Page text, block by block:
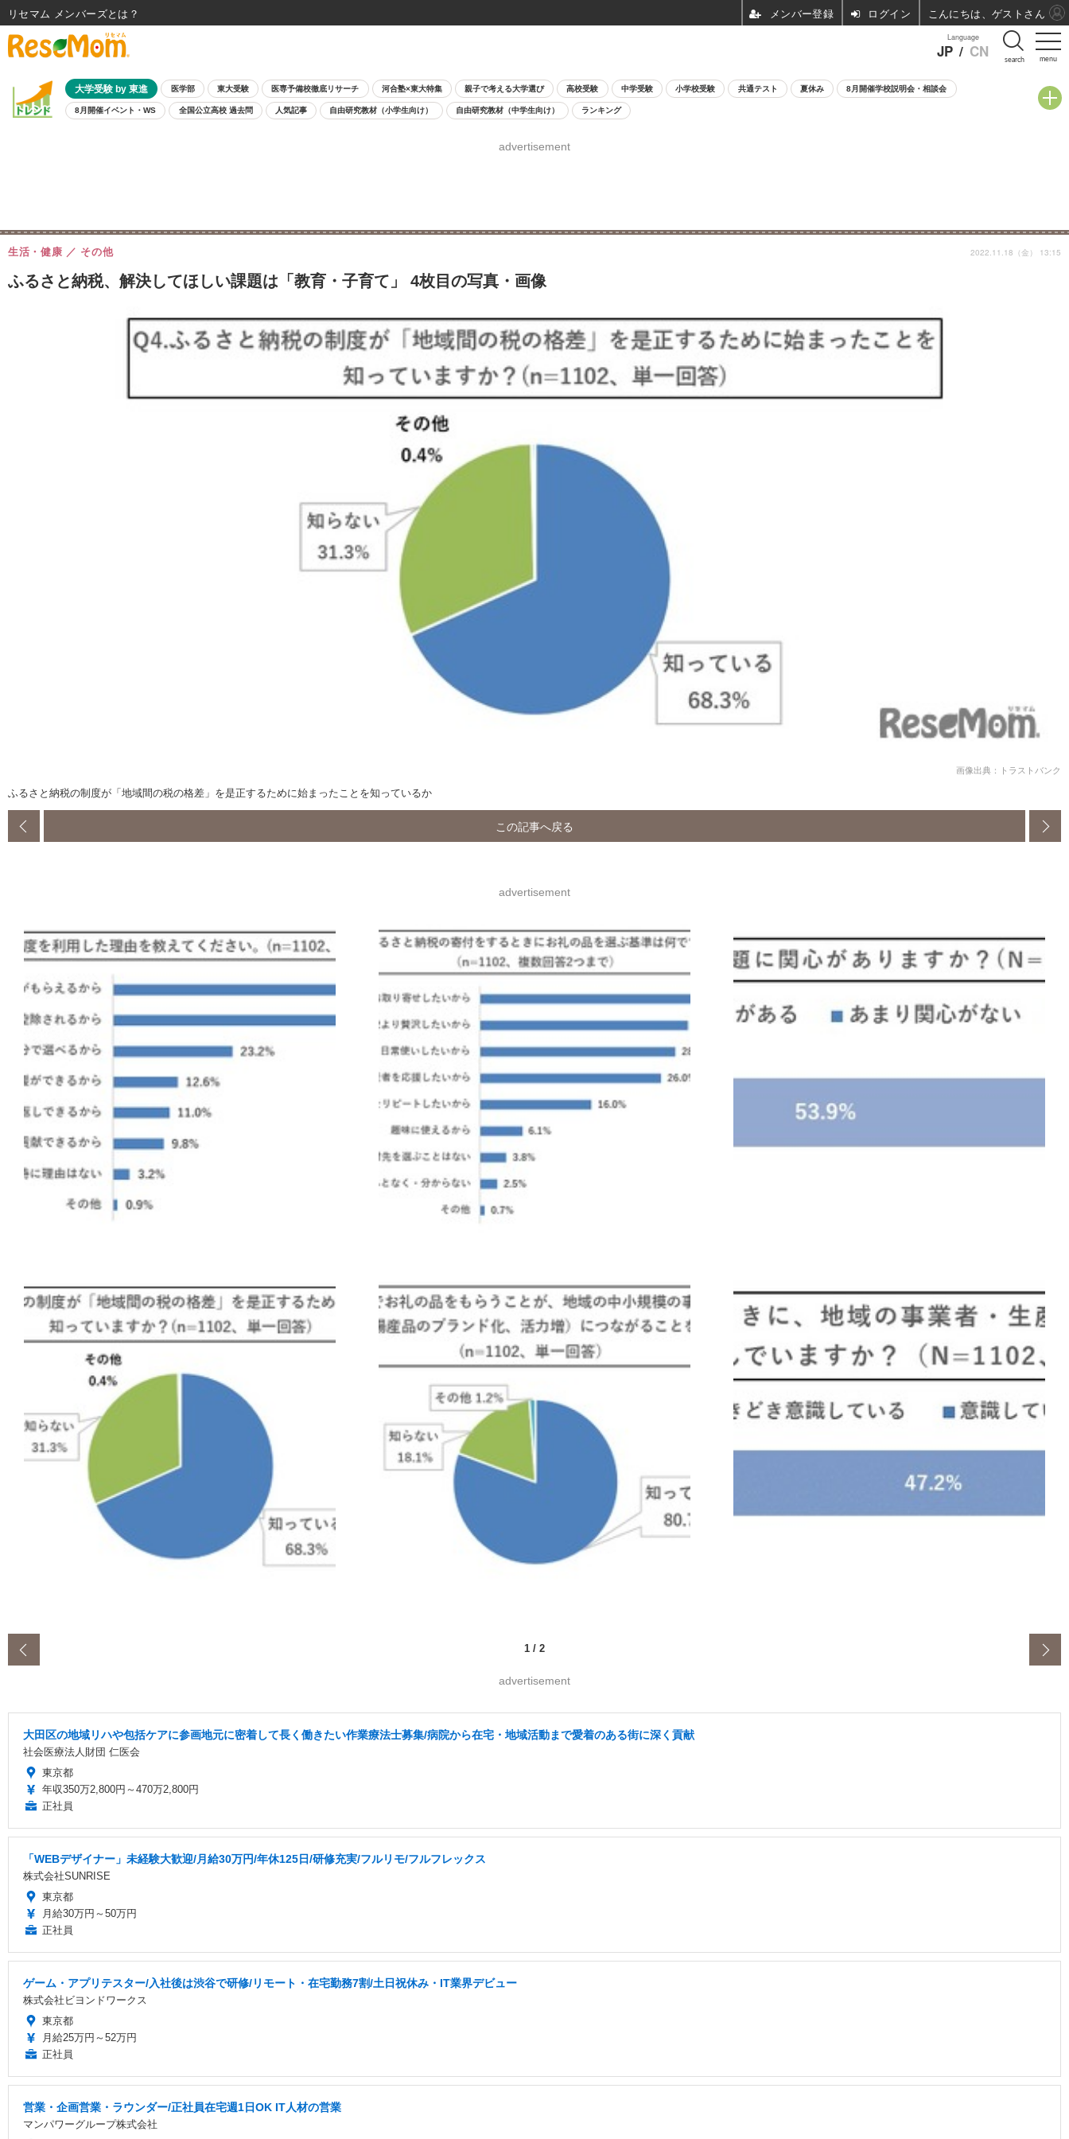
menu
Language
JP / CN search
大学受験 by 東進 医学部 東大受験 医専予備校徹底リサーチ 河合塾×東大特集 親子で考える大学選び 高校受験 中学受験 小学校受験 共通テスト 夏休み 8月開催学校説明会・相談会
8月開催イベント・WS 全国公立高校 過去問 人気記事 自由研究教材（小学生向け） 自由研究教材（中学生向け） ランキング
advertisement
ふるさと納税、解決してほしい課題は「教育・子育て」 4枚目の写真・画像
生活・健康 その他 2022.11.18（金） 13:15
画像出典：トラストバンク
ふるさと納税の制度が「地域間の税の格差」を是正するために始まったことを知っているか
この記事へ戻る
advertisement
1 / 2
advertisement
大田区の地域リハや包括ケアに参画地元に密着して長く働きたい作業療法士募集/病院から在宅・地域活動まで愛着のある街に深く貢献
社会医療法人財団 仁医会
東京都
年収350万2,800円～470万2,800円
正社員
「WEBデザイナー」未経験大歓迎/月給30万円/年休125日/研修充実/フルリモ/フルフレックス
株式会社SUNRISE
東京都
月給30万円～50万円
正社員
ゲーム・アプリテスター/入社後は渋谷で研修/リモート・在宅勤務7割/土日祝休み・IT業界デビュー
株式会社ビヨンドワークス
東京都
月給25万円～52万円
正社員
営業・企画営業・ラウンダー/正社員在宅週1日OK IT人材の営業
マンパワーグループ株式会社
リセマム メンバーズ ログイン こんにちは、ゲストさん